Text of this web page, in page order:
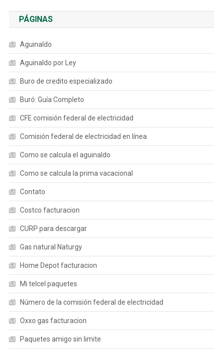
PÁGINAS
Aguinaldo
Aguinaldo por Ley
Buro de credito especializado
Buró: Guía Completo
CFE comisión federal de electricidad
Comisión federal de electricidad en línea
Como se calcula el aguinaldo
Como se calcula la prima vacacional
Contato
Costco facturacion
CURP para descargar
Gas natural Naturgy
Home Depot facturacion
Mi telcel paquetes
Número de la comisión federal de electricidad
Oxxo gas facturacion
Paquetes amigo sin limite